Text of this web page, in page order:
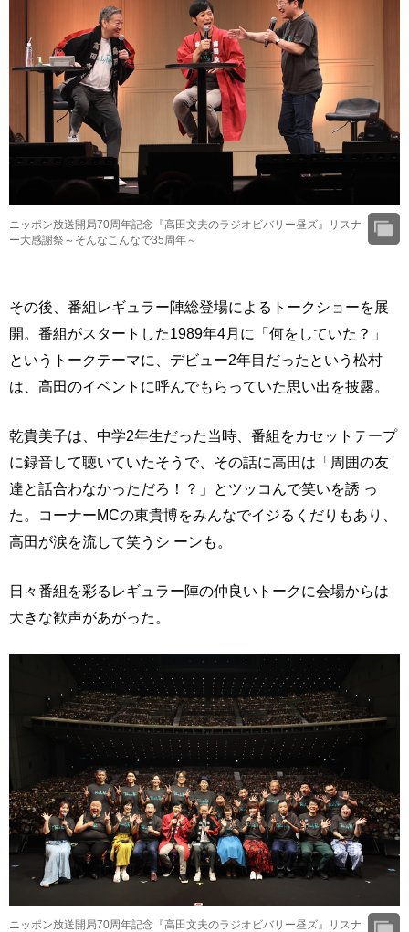
ニッポン放送開局70周年記念『高田文夫のラジオビバリー昼ズ』リスナ
ー大感謝祭～そんなこんなで35周年～
その後、番組レギュラー陣総登場によるトークショーを展
開。番組がスタートした1989年4月に「何をしていた？」
というトークテーマに、デビュー2年目だったという松村
は、高田のイベントに呼んでもらっていた思い出を披露。
乾貴美子は、中学2年生だった当時、番組をカセットテープ
に録音して聴いていたそうで、その話に高田は「周囲の友
達と話合わなかっただろ！？」とツッコんで笑いを誘 っ
た。コーナーMCの東貴博をみんなでイジるくだりもあり、
高田が涙を流して笑うシ ーンも。
日々番組を彩るレギュラー陣の仲良いトークに会場からは
大きな歓声があがった。
ニッポン放送開局70周年記念『高田文夫のラジオビバリー昼ズ』リスナ